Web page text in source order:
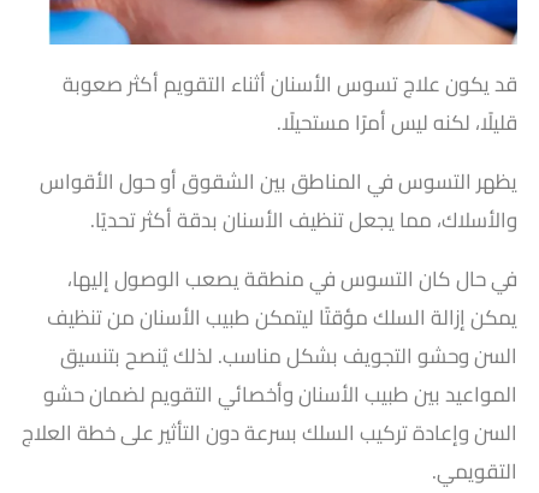
قد يكون علاج تسوس الأسنان أثناء التقويم أكثر صعوبة
قليلًا، لكنه ليس أمرًا مستحيلًا.
يظهر التسوس في المناطق بين الشقوق أو حول الأقواس
والأسلاك، مما يجعل تنظيف الأسنان بدقة أكثر تحديًا.
في حال كان التسوس في منطقة يصعب الوصول إليها،
يمكن إزالة السلك مؤقتًا ليتمكن طبيب الأسنان من تنظيف
السن وحشو التجويف بشكل مناسب. لذلك يُنصح بتنسيق
المواعيد بين طبيب الأسنان وأخصائي التقويم لضمان حشو
السن وإعادة تركيب السلك بسرعة دون التأثير على خطة العلاج
التقويمي.